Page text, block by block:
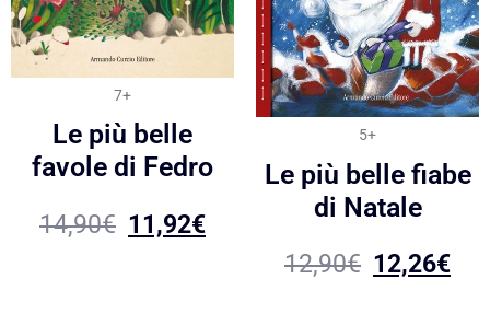
7+
Le più belle
favole di Fedro
14,90€ 11,92€
5+
Le più belle fiabe
di Natale
12,90€ 12,26€